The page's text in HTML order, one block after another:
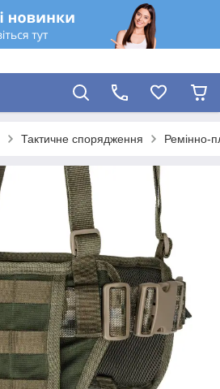
Тактичне спорядження Ремінно-